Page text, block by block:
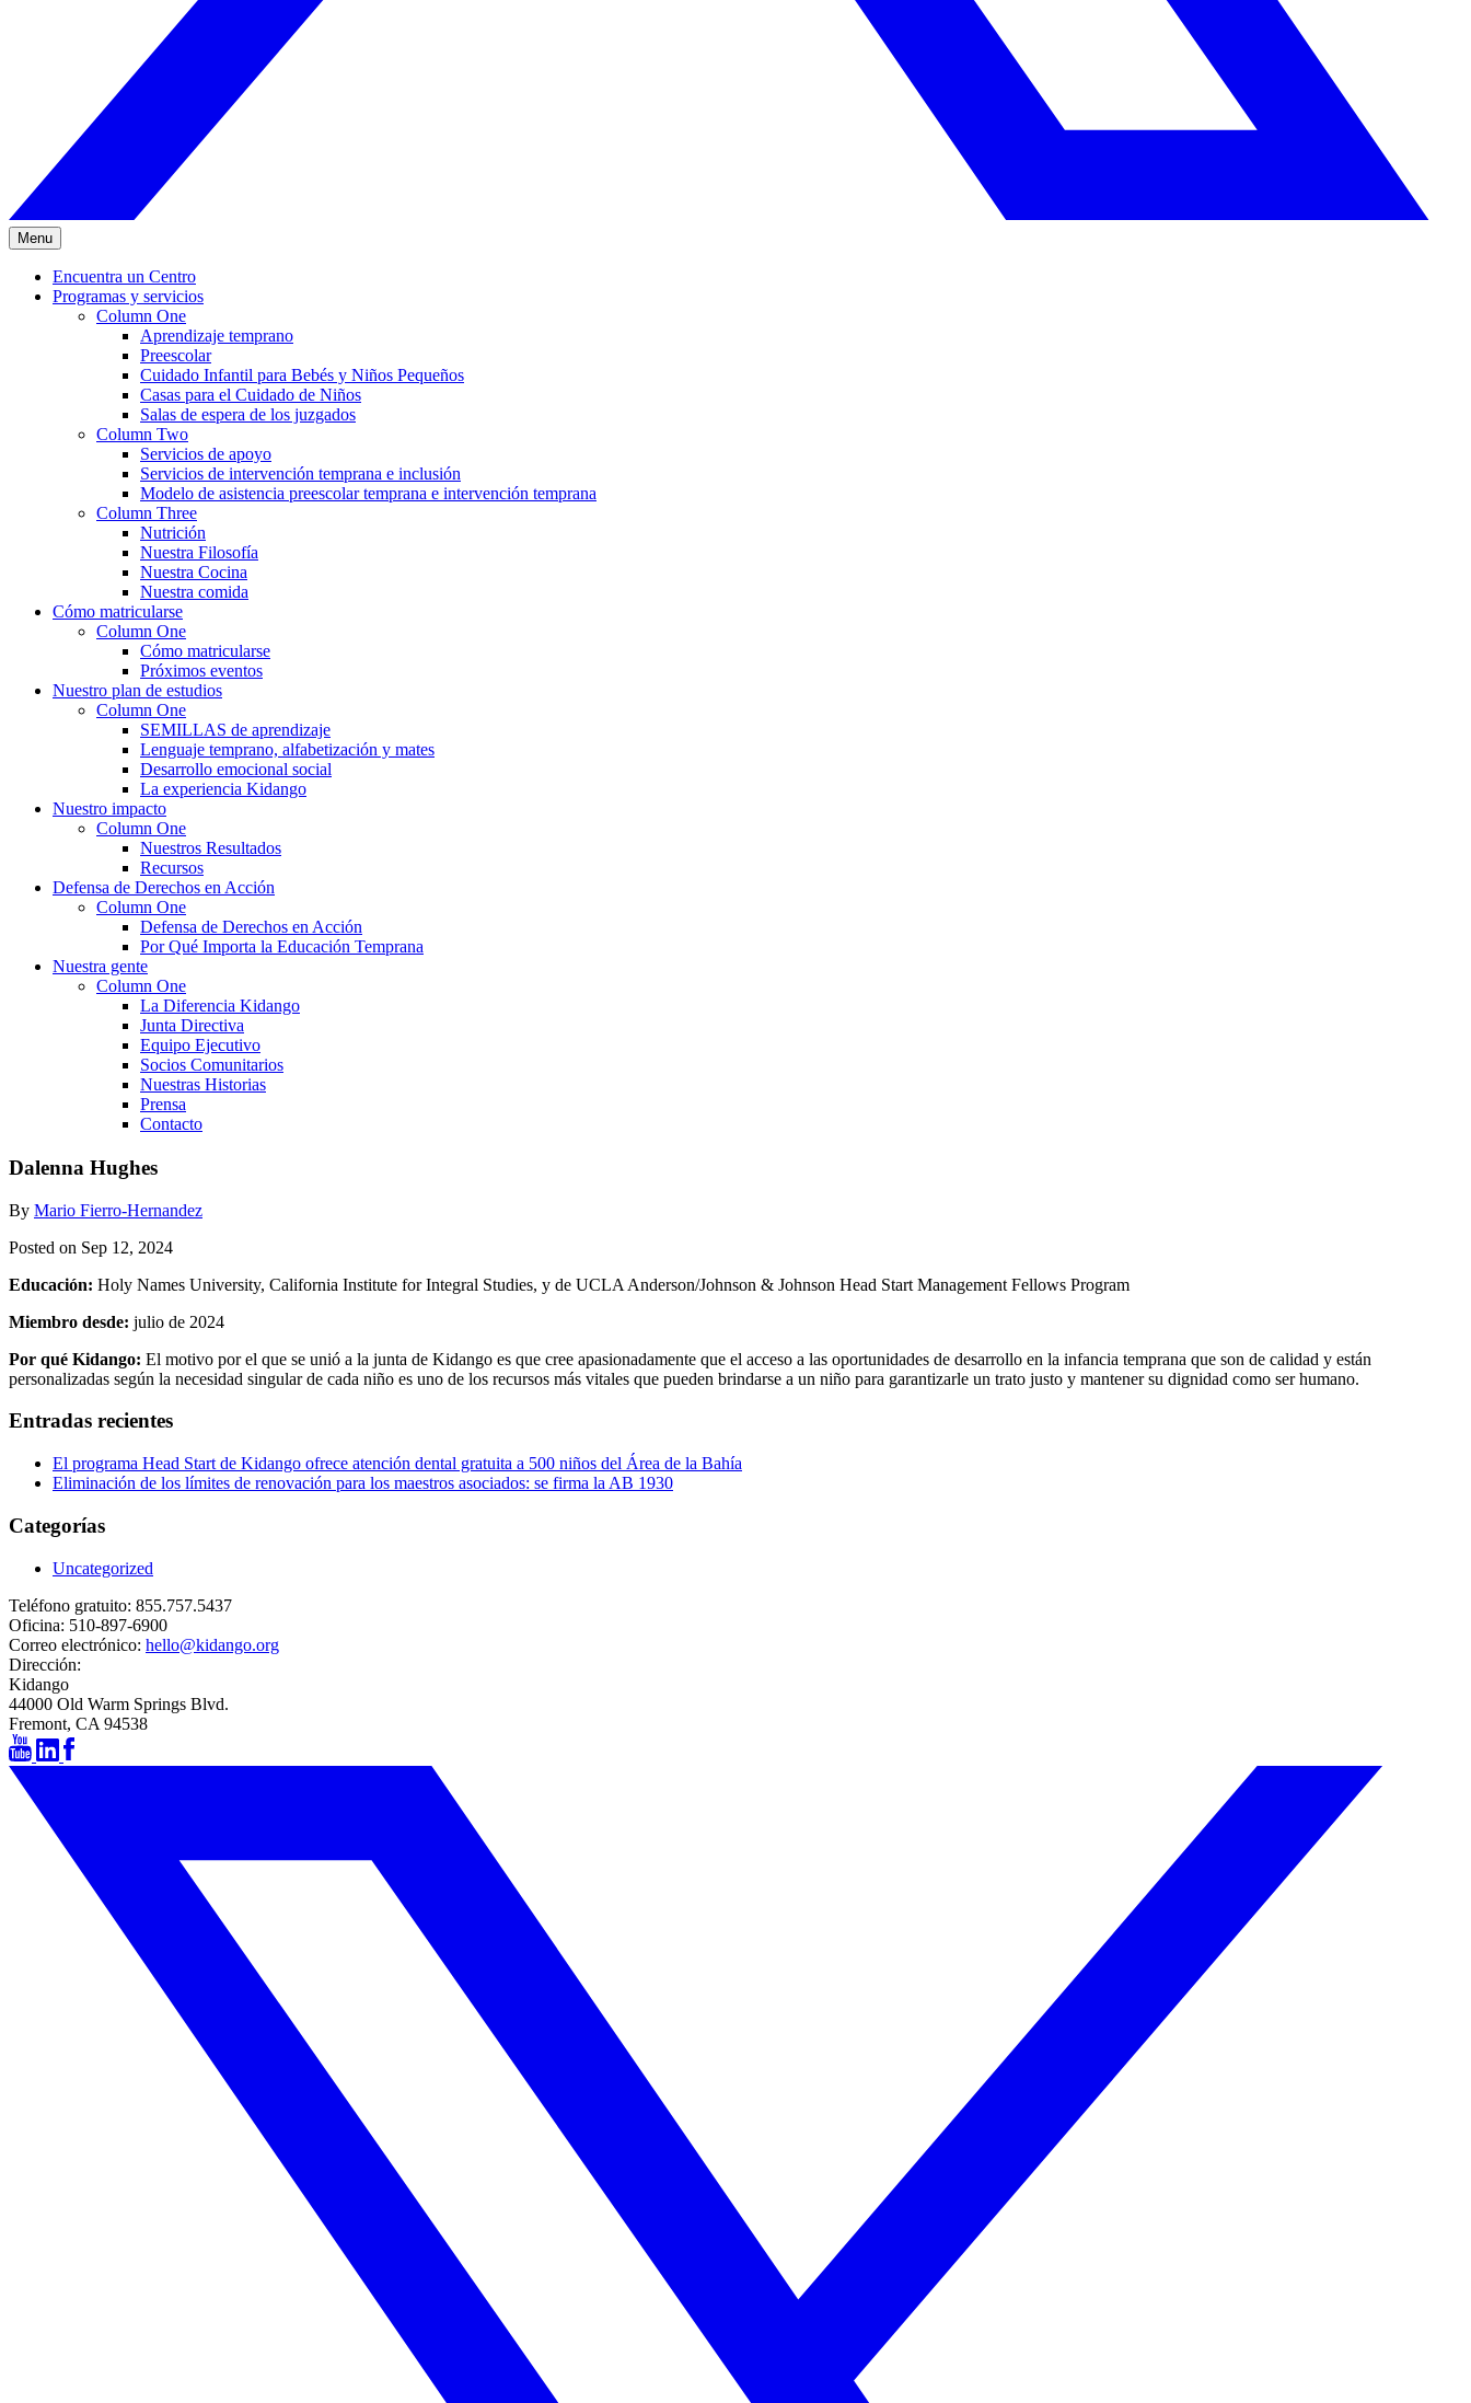
Menu
Encuentra un Centro
Programas y servicios
Column One
Aprendizaje temprano
Preescolar
Cuidado Infantil para Bebés y Niños Pequeños
Casas para el Cuidado de Niños
Salas de espera de los juzgados
Column Two
Servicios de apoyo
Servicios de intervención temprana e inclusión
Modelo de asistencia preescolar temprana e intervención temprana
Column Three
Nutrición
Nuestra Filosofía
Nuestra Cocina
Nuestra comida
Cómo matricularse
Column One
Cómo matricularse
Próximos eventos
Nuestro plan de estudios
Column One
SEMILLAS de aprendizaje
Lenguaje temprano, alfabetización y mates
Desarrollo emocional social
La experiencia Kidango
Nuestro impacto
Column One
Nuestros Resultados
Recursos
Defensa de Derechos en Acción
Column One
Defensa de Derechos en Acción
Por Qué Importa la Educación Temprana
Nuestra gente
Column One
La Diferencia Kidango
Junta Directiva
Equipo Ejecutivo
Socios Comunitarios
Nuestras Historias
Prensa
Contacto
Dalenna Hughes
By Mario Fierro-Hernandez
Posted on Sep 12, 2024
Educación: Holy Names University, California Institute for Integral Studies, y de UCLA Anderson/Johnson & Johnson Head Start Management Fellows Program
Miembro desde: julio de 2024
Por qué Kidango: El motivo por el que se unió a la junta de Kidango es que cree apasionadamente que el acceso a las oportunidades de desarrollo en la infancia temprana que son de calidad y están
personalizadas según la necesidad singular de cada niño es uno de los recursos más vitales que pueden brindarse a un niño para garantizarle un trato justo y mantener su dignidad como ser humano.
Entradas recientes
El programa Head Start de Kidango ofrece atención dental gratuita a 500 niños del Área de la Bahía
Eliminación de los límites de renovación para los maestros asociados: se firma la AB 1930
Categorías
Uncategorized
Teléfono gratuito: 855.757.5437
Oficina: 510-897-6900
Correo electrónico: hello@kidango.org
Dirección:
Kidango
44000 Old Warm Springs Blvd.
Fremont, CA 94538